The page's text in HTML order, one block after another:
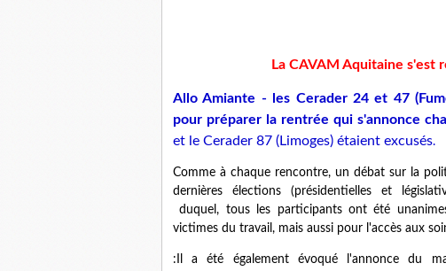
La CAVAM Aquitaine s'est
Allo Amiante - les Cerader 24 et 47
pour préparer la rentrée qui s'annonce
et le Cerader 87 (Limoges) étaient excusés.
Comme à chaque rencontre, un débat sur la
dernières élections (présidentielles et
duquel, tous les participants ont été
victimes du travail, mais aussi pour l'accès aux
:Il a été également évoqué l'annonce du